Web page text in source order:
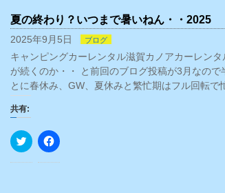
夏の終わり？いつまで暑いねん・・2025
2025年9月5日 ブログ
キャンピングカーレンタル滋賀カノアカーレン
が続くのか・・ と前回のブログ投稿が3月なの
とに春休み、GW、夏休みと繁忙期はフル回転で
共有:
ク
リ
ク
Facebook
で
有